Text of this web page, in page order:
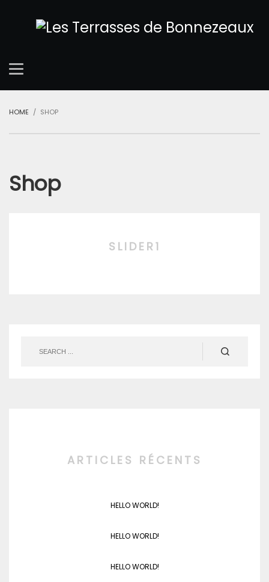
HOME SHOP
Shop
SLIDER1
ARTICLES RÉCENTS
HELLO WORLD!
HELLO WORLD!
HELLO WORLD!